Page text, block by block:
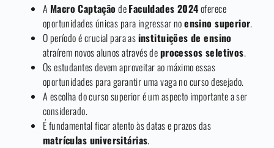
A Macro CaptaçãodeFaculdades 2024oferece
oportunidades únicas para ingressar noensino superior.
O período é crucial para asinstituições de ensino
atraírem novos alunos através deprocessos seletivos.
Os estudantes devem aproveitar ao máximo essas
oportunidades para garantir uma vaga no curso desejado.
A escolha do curso superior é um aspecto importante a ser
considerado.
É fundamental ficar atento às datas e prazos das
matrículas universitárias.